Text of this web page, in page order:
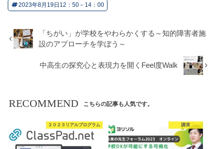
2023年8月19日12：50－14：00
「ちがい」が学校をやわらかくする～知的障害者施
設のアプローチを学ぼう～
中高生の探究心と表現力を開くFeel度Walk
RECOMMEND こちらの記事も人気です。
２０２３リアルプログラム 講演